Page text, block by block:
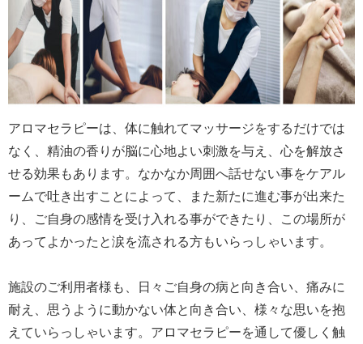
アロマセラピーは、体に触れてマッサージをするだけでは
なく、精油の香りが脳に心地よい刺激を与え、心を解放さ
せる効果もあります。なかなか周囲へ話せない事をケアル
ームで吐き出すことによって、また新たに進む事が出来た
り、ご自身の感情を受け入れる事ができたり、この場所が
あってよかったと涙を流される方もいらっしゃいます。
施設のご利用者様も、日々ご自身の病と向き合い、痛みに
耐え、思うように動かない体と向き合い、様々な思いを抱
えていらっしゃいます。アロマセラピーを通して優しく触